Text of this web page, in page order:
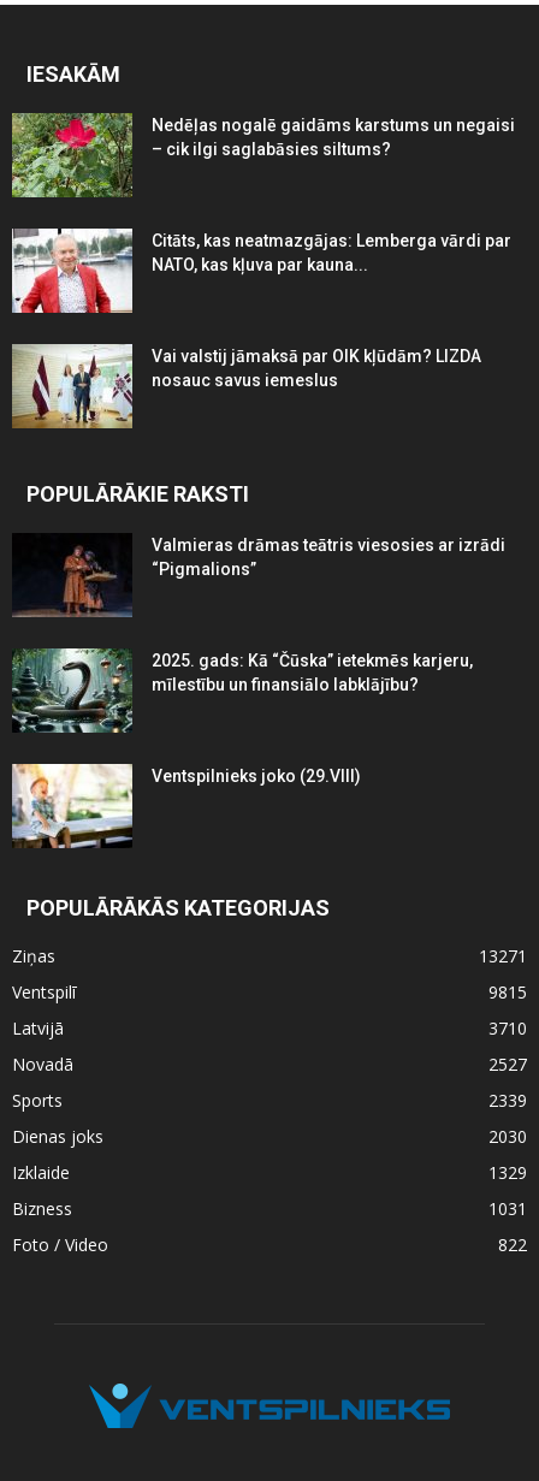
IESAKĀM
Nedēļas nogalē gaidāms karstums un negaisi
– cik ilgi saglabāsies siltums?
Citāts, kas neatmazgājas: Lemberga vārdi par
NATO, kas kļuva par kauna...
Vai valstij jāmaksā par OIK kļūdām? LIZDA
nosauc savus iemeslus
POPULĀRĀKIE RAKSTI
Valmieras drāmas teātris viesosies ar izrādi
“Pigmalions”
2025. gads: Kā “Čūska” ietekmēs karjeru,
mīlestību un finansiālo labklājību?
Ventspilnieks joko (29.VIII)
POPULĀRĀKĀS KATEGORIJAS
Ziņas
13271
Ventspilī
9815
Latvijā
3710
Novadā
2527
Sports
2339
Dienas joks
2030
Izklaide
1329
Bizness
1031
Foto / Video
822